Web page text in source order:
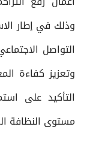
وذلك في إطار
التواصل
وتعزيز كفاءة
التأكيد على
مستوى النظافة